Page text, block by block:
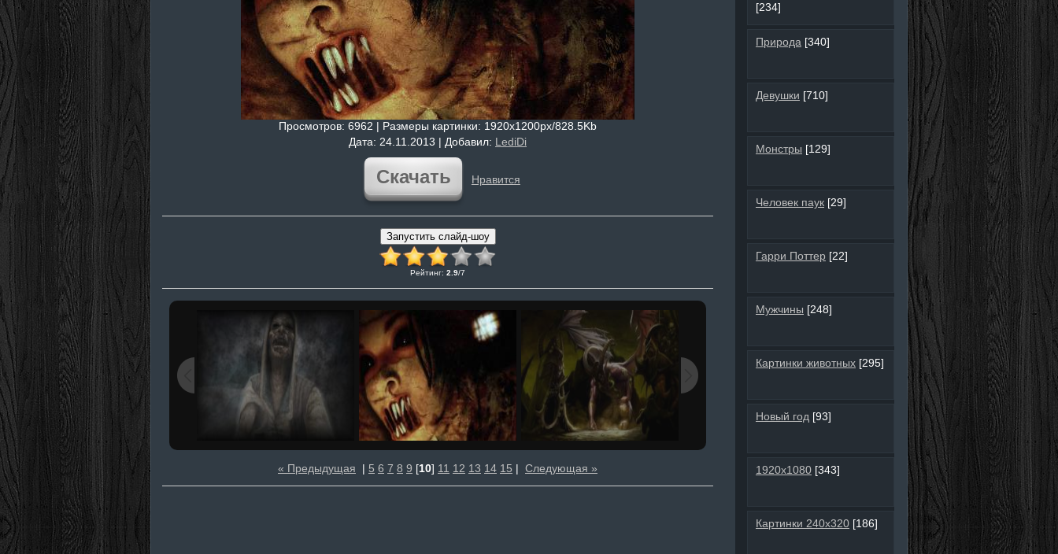
Просмотров: 6962 | Размеры картинки: 1920x1200px/828.5Kb
Дата: 24.11.2013 | Добавил: LediDi
Скачать Нравится
Рейтинг: 2.9/7
« Предыдущая | 5 6 7 8 9 [10] 11 12 13 14 15 | Следующая »
[234]
Природа [340]
Девушки [710]
Монстры [129]
Человек паук [29]
Гарри Поттер [22]
Мужчины [248]
Картинки животных [295]
Новый год [93]
1920х1080 [343]
Картинки 240х320 [186]